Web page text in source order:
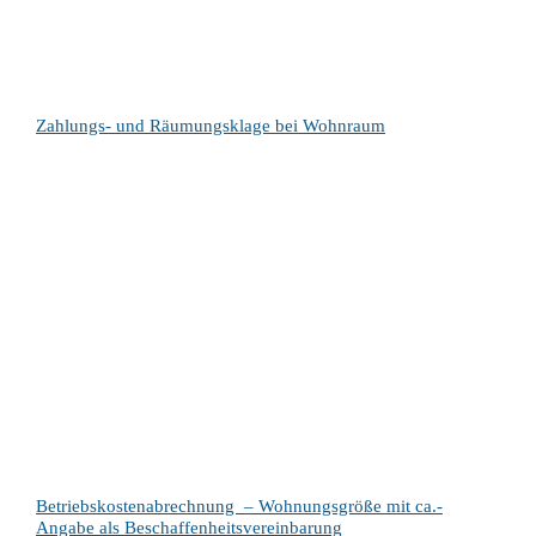
Zahlungs- und Räumungsklage bei Wohnraum
Betriebskostenabrechnung – Wohnungsgröße mit ca.-
Angabe als Beschaffenheitsvereinbarung